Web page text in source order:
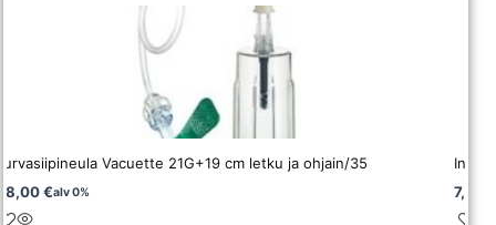
Vacuette 21G+19 cm letku ja ohjain/35
€alv 0%
7,50